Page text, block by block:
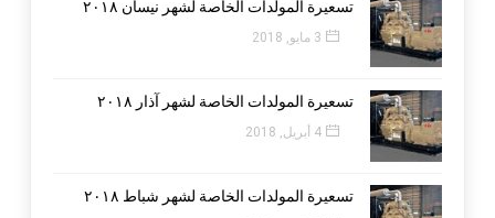
تسعيرة المولدات الخاصة لشهر نيسان ٢٠١٨
3 مايو, 2018
تسعيرة المولدات الخاصة لشهر آذار ٢٠١٨
4 أبريل, 2018
تسعيرة المولدات الخاصة لشهر شباط ٢٠١٨